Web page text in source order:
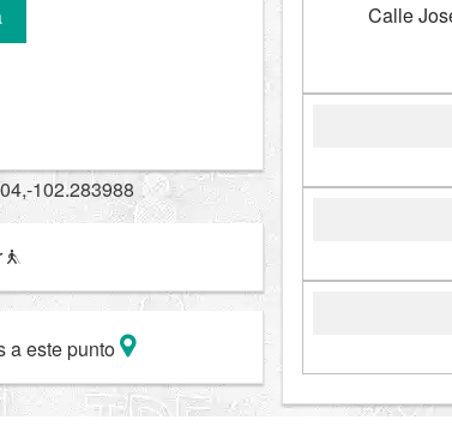
102.283988
a este punto
Calle